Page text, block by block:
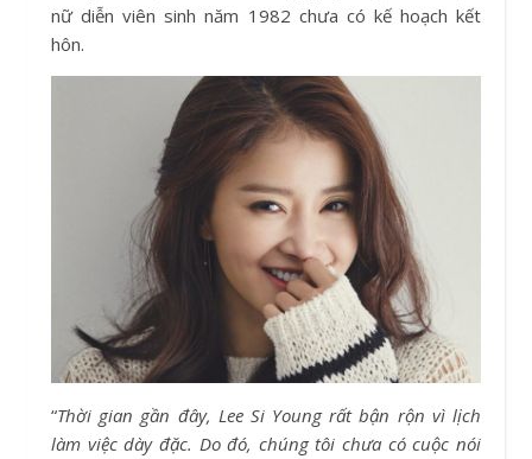
nữ diễn viên sinh năm 1982 chưa có kế hoạch kết
hôn.
“Thời gian gần đây, Lee Si Young rất bận rộn vì lịch
làm việc dày đặc. Do đó, chúng tôi chưa có cuộc nói